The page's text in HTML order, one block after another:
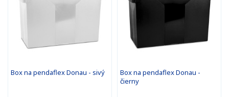
Box na pendaflex Donau - sivý
Box na pendaflex Donau -
čierny